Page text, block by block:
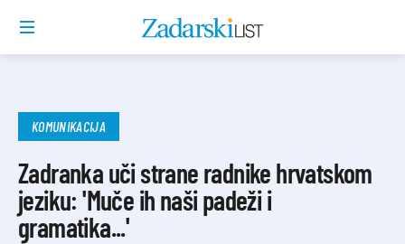
KOMUNIKACIJA
Zadranka uči strane radnike hrvatskom
jeziku: 'Muče ih naši padeži i
gramatika...'